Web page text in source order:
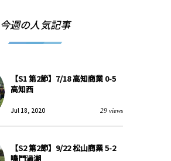
今週の人気記事
【S1 第2節】7/18 高知商業 0-5
高知西
Jul 18, 2020 29 views
【S2 第2節】9/22 松山商業 5-2
鳴門渦潮